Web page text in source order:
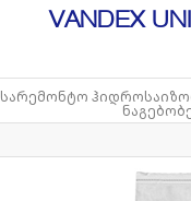
VANDEX
სარემონტო